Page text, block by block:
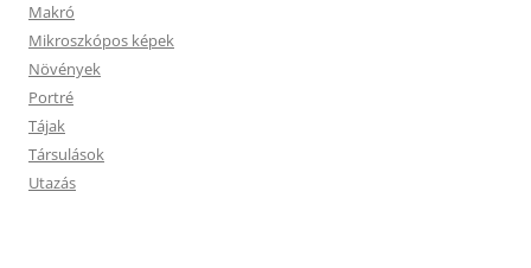
Makró
Mikroszkópos képek
Növények
Portré
Tájak
Társulások
Utazás